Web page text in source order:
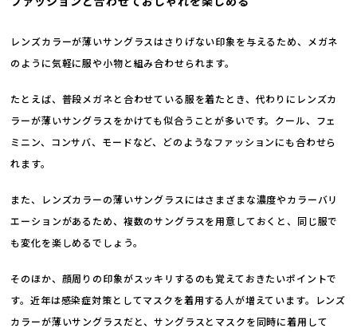
レンズカラーが薄いサングラスはさりげない印象を与えるため、メガネ
のように気軽に服や小物と組み合わせられます。
たとえば、普段メガネと合わせている服を着たとき、代わりにレンズカ
ラーが薄いサングラスをかけても似合うことが多いです。クール、フェ
ミニン、コンサバ、モードなど、どのようなファッションにも合わせら
れます。
また、レンズカラーの薄いサングラスにはさまざまな濃度やカラーバリ
エーションがあるため、複数のサングラスを用意しておくと、同じ服で
も変化を楽しめるでしょう。
そのほか、顔周りの印象がスッキリするのも覚えておきたいポイントで
す。近年は感染症対策としてマスクを着用する人が増えています。レンズ
カラーが薄いサングラスだと、サングラスとマスクを同時に着用して